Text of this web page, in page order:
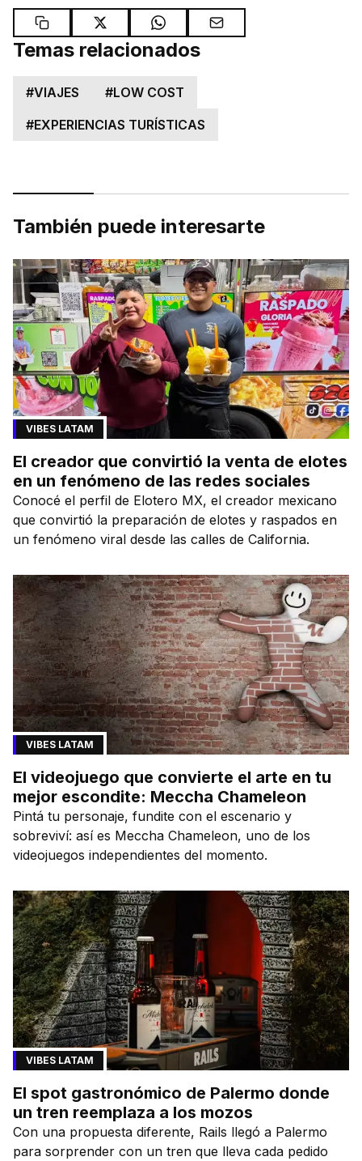
Temas relacionados
#VIAJES #LOW COST
#EXPERIENCIAS TURÍSTICAS
También puede interesarte
VIBES LATAM
El creador que convirtió la venta de elotes
en un fenómeno de las redes sociales
Conocé el perfil de Elotero MX, el creador mexicano
que convirtió la preparación de elotes y raspados en
un fenómeno viral desde las calles de California.
VIBES LATAM
El videojuego que convierte el arte en tu
mejor escondite: Meccha Chameleon
Pintá tu personaje, fundite con el escenario y
sobreviví: así es Meccha Chameleon, uno de los
videojuegos independientes del momento.
VIBES LATAM
El spot gastronómico de Palermo donde
un tren reemplaza a los mozos
Con una propuesta diferente, Rails llegó a Palermo
para sorprender con un tren que lleva cada pedido